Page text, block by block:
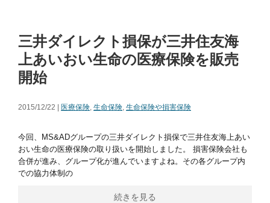
三井ダイレクト損保が三井住友海
上あいおい生命の医療保険を販売
開始
2015/12/22 | 医療保険, 生命保険, 生命保険や損害保険
今回、MS&ADグループの三井ダイレクト損保で三井住友海上あい
おい生命の医療保険の取り扱いを開始しました。 損害保険会社も
合併が進み、グループ化が進んでいますよね。その各グループ内
での協力体制の
続きを見る